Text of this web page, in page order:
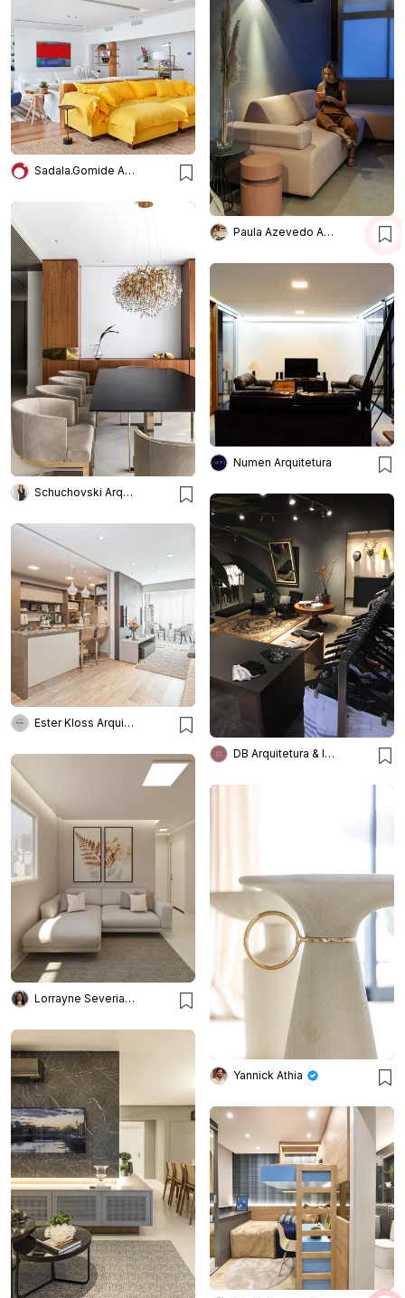
Paula Azevedo Arquitetura e Interiores
Sadala.Gomide Arquitetura
Schuchovski Arquitetura
Numen Arquitetura
DB Arquitetura & Interiores
Ester Kloss Arquitetos
Lorrayne Severiano
Yannick Athia